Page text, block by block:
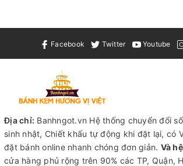
Facebook Twitter Youtube
Địa chỉ: Banhngot.vn Hệ thống chuyển đổi
sinh nhật, Chiết khấu tự động khi đặt lại, có
đặt bánh online nhanh chóng đơn giản. Và
cửa hàng phủ rộng trên 90% các TP, Quận,